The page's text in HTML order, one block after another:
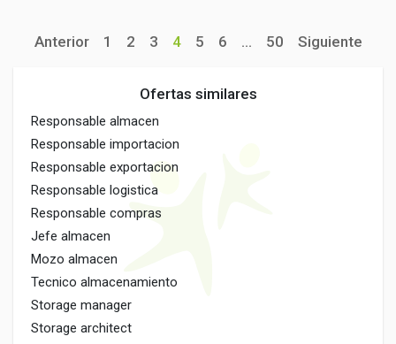
Anterior 1 2 3 4 5 6 ... 50 Siguiente
Ofertas similares
Responsable almacen
Responsable importacion
Responsable exportacion
Responsable logistica
Responsable compras
Jefe almacen
Mozo almacen
Tecnico almacenamiento
Storage manager
Storage architect